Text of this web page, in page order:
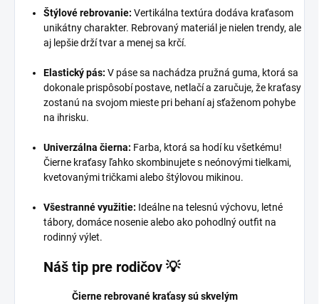
Štýlové rebrovanie: Vertikálna textúra dodáva kraťasom
unikátny charakter. Rebrovaný materiál je nielen trendy, ale
aj lepšie drží tvar a menej sa krčí.
Elastický pás: V páse sa nachádza pružná guma, ktorá sa
dokonale prispôsobí postave, netlačí a zaručuje, že kraťasy
zostanú na svojom mieste pri behaní aj sťaženom pohybe
na ihrisku.
Univerzálna čierna: Farba, ktorá sa hodí ku všetkému!
Čierne kraťasy ľahko skombinujete s neónovými tielkami,
kvetovanými tričkami alebo štýlovou mikinou.
Všestranné využitie: Ideálne na telesnú výchovu, letné
tábory, domáce nosenie alebo ako pohodlný outfit na
rodinný výlet.
Náš tip pre rodičov 💡
Čierne rebrované kraťasy sú skvelým